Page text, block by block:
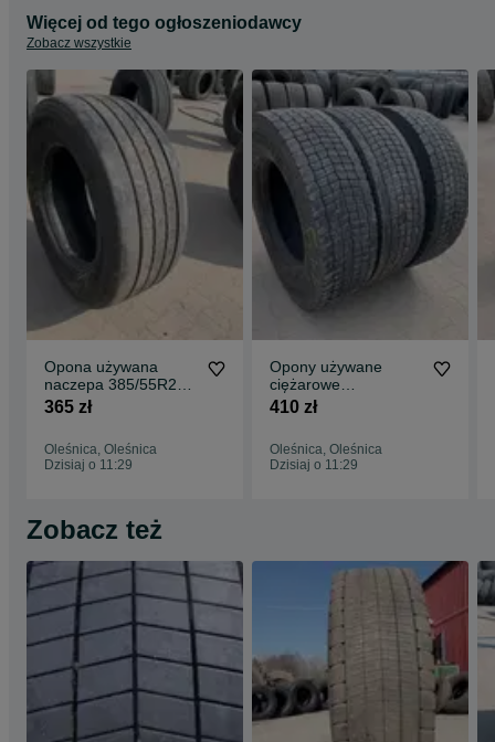
Więcej od tego ogłoszeniodawcy
Zobacz wszystkie
Opona używana
naczepa 385/55R22.5
CONTINENTAL
365 zł
Oleśnica, Oleśnica
Dzisiaj o 11:29
Opony używane
ciężarowe
295/80R22.5
7-10mm
410 zł
Oleśnica, Oleśnica
Dzisiaj o 11:29
Zobacz też